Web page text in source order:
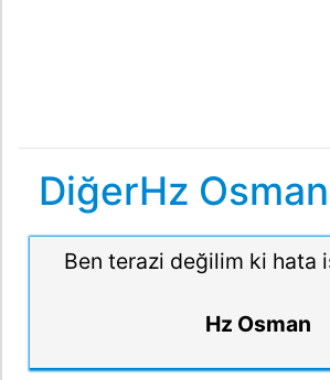
DiğerHz
Ben terazi değilim ki hata
Hz Osman